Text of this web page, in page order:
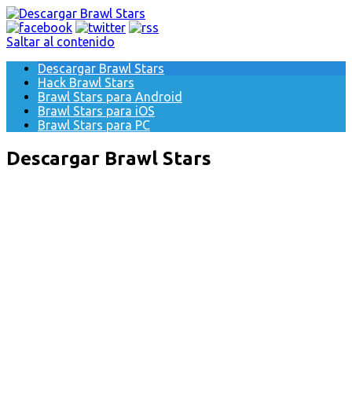
Saltar al contenido
Descargar Brawl Stars
Hack Brawl Stars
Brawl Stars para Android
Brawl Stars para iOS
Brawl Stars para PC
Descargar Brawl Stars